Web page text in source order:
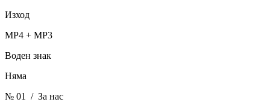
Изход
MP4 + MP3
Воден знак
Няма
№ 01
/ За нас